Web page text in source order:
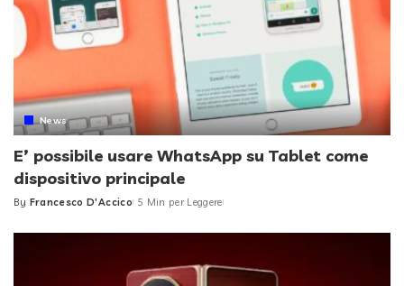
News
E’ possibile usare WhatsApp su Tablet come
dispositivo principale
Posted
By Francesco D'Accico 5 Min per Leggere